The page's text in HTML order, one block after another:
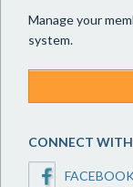
Manage your
system.
CONNECT
FACEBOOK